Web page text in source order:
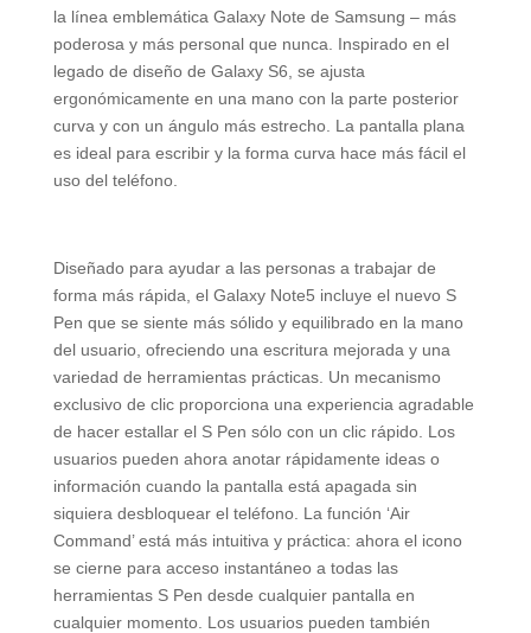
la línea emblemática Galaxy Note de Samsung – más
poderosa y más personal que nunca. Inspirado en el
legado de diseño de Galaxy S6, se ajusta
ergonómicamente en una mano con la parte posterior
curva y con un ángulo más estrecho. La pantalla plana
es ideal para escribir y la forma curva hace más fácil el
uso del teléfono.
Diseñado para ayudar a las personas a trabajar de
forma más rápida, el Galaxy Note5 incluye el nuevo S
Pen que se siente más sólido y equilibrado en la mano
del usuario, ofreciendo una escritura mejorada y una
variedad de herramientas prácticas. Un mecanismo
exclusivo de clic proporciona una experiencia agradable
de hacer estallar el S Pen sólo con un clic rápido. Los
usuarios pueden ahora anotar rápidamente ideas o
información cuando la pantalla está apagada sin
siquiera desbloquear el teléfono. La función ‘Air
Command’ está más intuitiva y práctica: ahora el icono
se cierne para acceso instantáneo a todas las
herramientas S Pen desde cualquier pantalla en
cualquier momento. Los usuarios pueden también